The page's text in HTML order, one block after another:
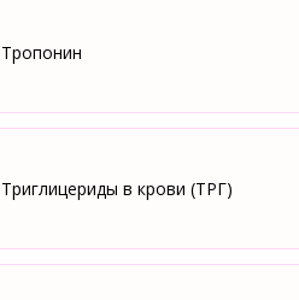
Тропонин
Триглицериды в крови (ТРГ)